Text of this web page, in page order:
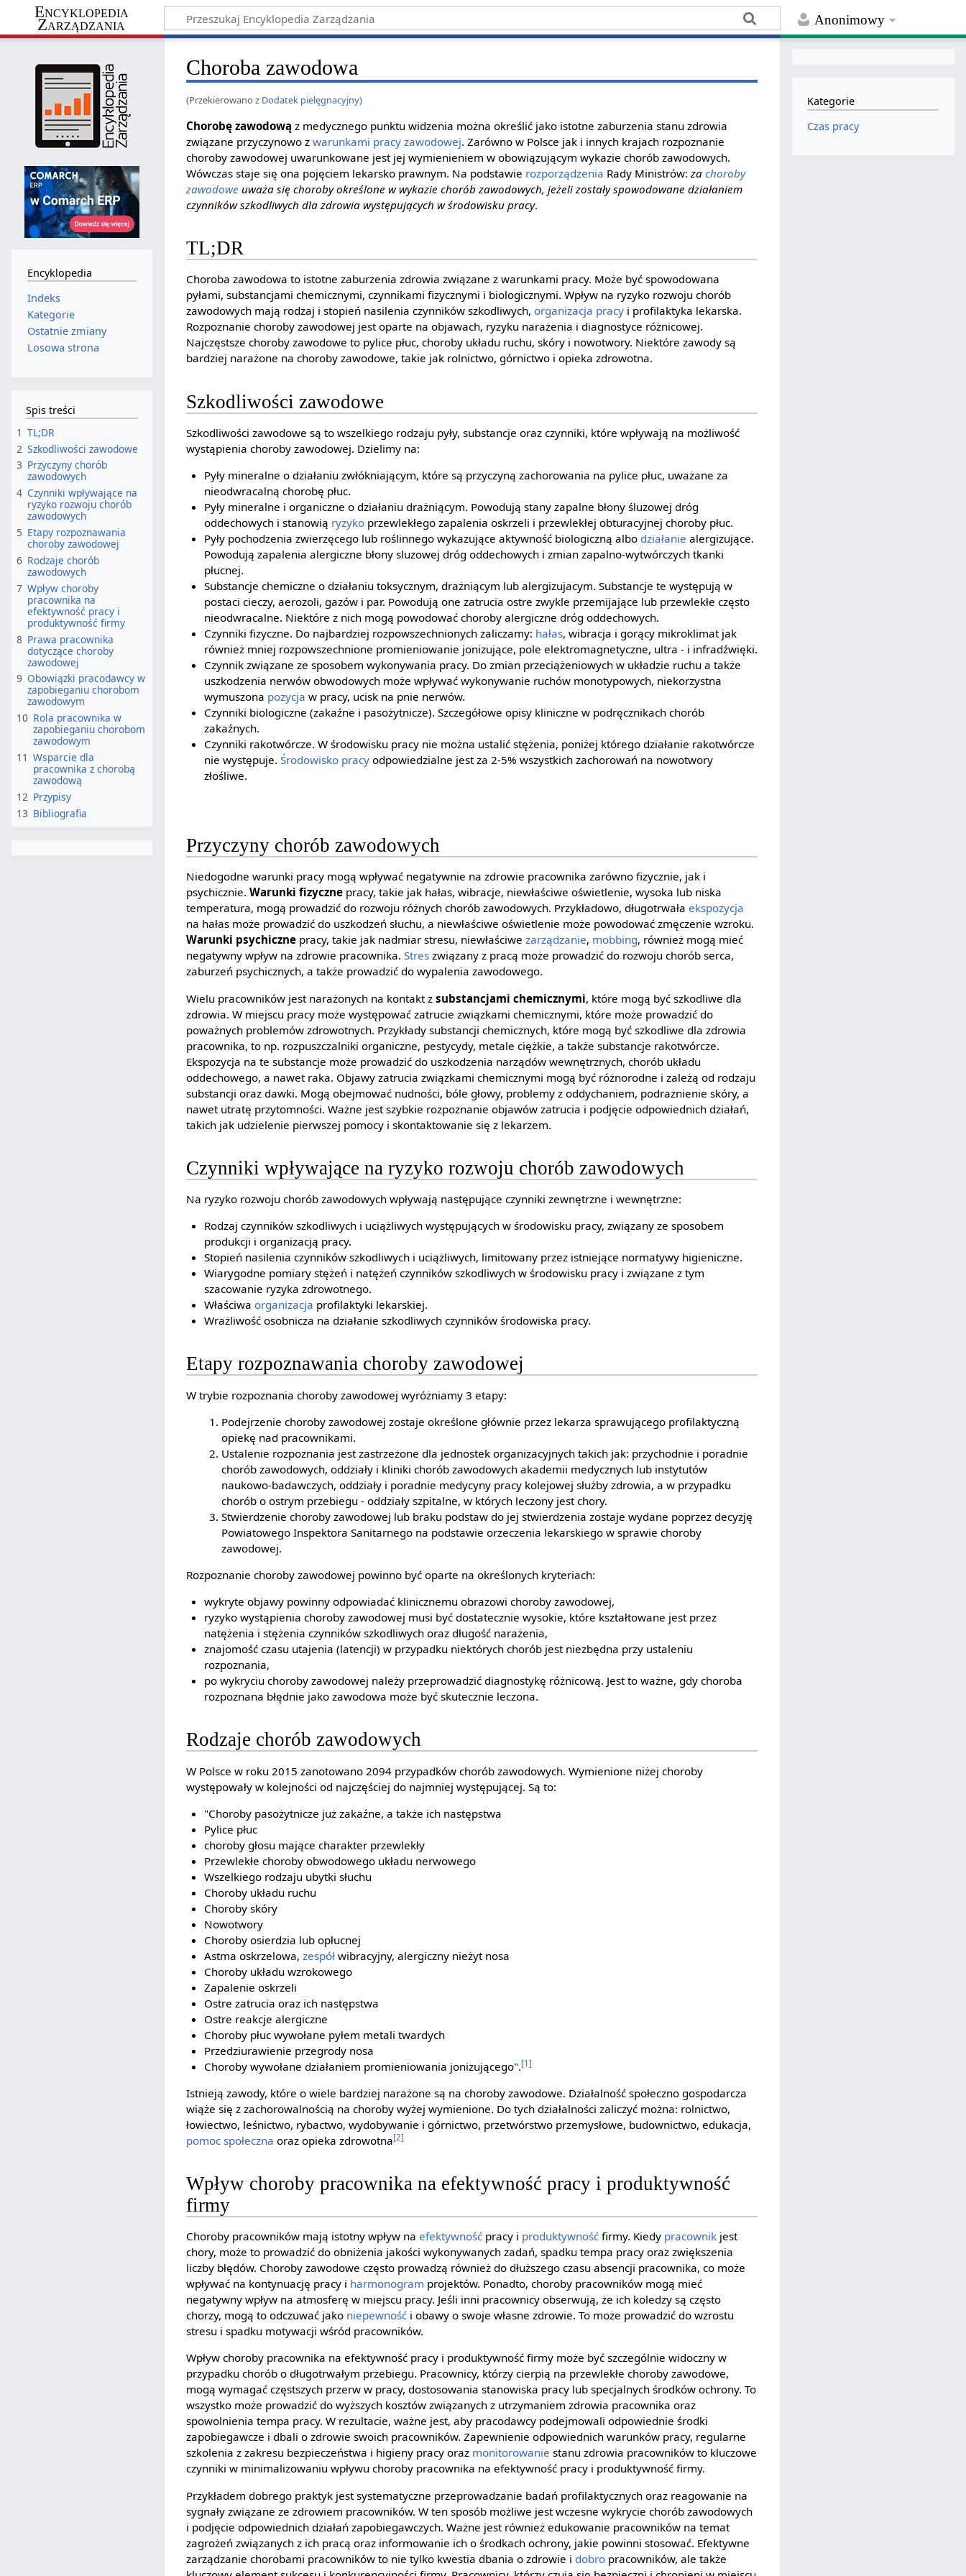
Anonimowy
Encyklopedia
Zarządzania
Choroba zawodowa
(Przekierowano z Dodatek pielęgnacyjny)
Chorobę zawodową z medycznego punktu widzenia można określić jako istotne zaburzenia stanu zdrowia
związane przyczynowo zwarunkami pracy zawodowej. Zarówno w Polsce jak i innych krajach rozpoznanie
choroby zawodowej uwarunkowane jest jej wymienieniem w obowiązującym wykazie chorób zawodowych.
Wówczas staje się ona pojęciem lekarsko prawnym. Na podstawie rozporządzenia Rady Ministrów:zachoroby
zawodowe uważa się choroby określone w wykazie chorób zawodowych, jeżeli zostały spowodowane działaniem
czynników szkodliwych dla zdrowia występujących w środowisku pracy.
TL;DR
Choroba zawodowa to istotne zaburzenia zdrowia związane z warunkami pracy. Może być spowodowana
pyłami, substancjami chemicznymi, czynnikami fizycznymi i biologicznymi. Wpływ na ryzyko rozwoju chorób
zawodowych mają rodzaj i stopień nasilenia czynników szkodliwych,organizacja pracy i profilaktyka lekarska.
Rozpoznanie choroby zawodowej jest oparte na objawach, ryzyku narażenia i diagnostyce różnicowej.
Najczęstsze choroby zawodowe to pylice płuc, choroby układu ruchu, skóry i nowotwory. Niektóre zawody są
bardziej narażone na choroby zawodowe, takie jak rolnictwo, górnictwo i opieka zdrowotna.
Szkodliwości zawodowe
Szkodliwości zawodowe są to wszelkiego rodzaju pyły, substancje oraz czynniki, które wpływają na możliwość
wystąpienia choroby zawodowej. Dzielimy na:
Pyły mineralne o działaniu zwłókniającym, które są przyczyną zachorowania na pylice płuc, uważane za
nieodwracalną chorobę płuc.
Pyły mineralne i organiczne o działaniu drażniącym. Powodują stany zapalne błony śluzowej dróg
oddechowych i stanowią ryzykoprzewlekłego zapalenia oskrzeli i przewlekłej obturacyjnej choroby płuc.
Pyły pochodzenia zwierzęcego lub roślinnego wykazujące aktywność biologiczną albo działanie alergizujące.
Powodują zapalenia alergiczne błony sluzowej dróg oddechowych i zmian zapalno-wytwórczych tkanki
płucnej.
Substancje chemiczne o działaniu toksycznym, drażniącym lub alergizujacym. Substancje te występują w
postaci cieczy, aerozoli, gazów i par. Powodują one zatrucia ostre zwykle przemijające lub przewlekłe często
nieodwracalne. Niektóre z nich mogą powodować choroby alergiczne dróg oddechowych.
Czynniki fizyczne. Do najbardziej rozpowszechnionych zaliczamy: hałas, wibracja i gorący mikroklimat jak
również mniej rozpowszechnione promieniowanie jonizujące, pole elektromagnetyczne, ultra - i infradźwięki.
Czynnik związane ze sposobem wykonywania pracy. Do zmian przeciążeniowych w układzie ruchu a także
uszkodzenia nerwów obwodowych może wpływać wykonywanie ruchów monotypowych, niekorzystna
wymuszona pozycja w pracy, ucisk na pnie nerwów.
Czynniki biologiczne (zakaźne i pasożytnicze). Szczegółowe opisy kliniczne w podręcznikach chorób
zakaźnych.
Czynniki rakotwórcze. W środowisku pracy nie można ustalić stężenia, poniżej którego działanie rakotwórcze
nie występuje. Środowisko pracyodpowiedzialne jest za 2-5% wszystkich zachorowań na nowotwory
złośliwe.
Przyczyny chorób zawodowych
Niedogodne warunki pracy mogą wpływać negatywnie na zdrowie pracownika zarówno fizycznie, jak i
psychicznie.Warunki fizyczne pracy, takie jak hałas, wibracje, niewłaściwe oświetlenie, wysoka lub niska
temperatura, mogą prowadzić do rozwoju różnych chorób zawodowych. Przykładowo, długotrwałaekspozycja
na hałas może prowadzić do uszkodzeń słuchu, a niewłaściwe oświetlenie może powodować zmęczenie wzroku.
Warunki psychiczne pracy, takie jak nadmiar stresu, niewłaściwezarządzanie, mobbing, również mogą mieć
negatywny wpływ na zdrowie pracownika.Stres związany z pracą może prowadzić do rozwoju chorób serca,
zaburzeń psychicznych, a także prowadzić do wypalenia zawodowego.
Wielu pracowników jest narażonych na kontakt zsubstancjami chemicznymi, które mogą być szkodliwe dla
zdrowia. W miejscu pracy może występować zatrucie związkami chemicznymi, które może prowadzić do
poważnych problemów zdrowotnych. Przykłady substancji chemicznych, które mogą być szkodliwe dla zdrowia
pracownika, to np. rozpuszczalniki organiczne, pestycydy, metale ciężkie, a także substancje rakotwórcze.
Ekspozycja na te substancje może prowadzić do uszkodzenia narządów wewnętrznych, chorób układu
oddechowego, a nawet raka. Objawy zatrucia związkami chemicznymi mogą być różnorodne i zależą od rodzaju
substancji oraz dawki. Mogą obejmować nudności, bóle głowy, problemy z oddychaniem, podrażnienie skóry, a
nawet utratę przytomności. Ważne jest szybkie rozpoznanie objawów zatrucia i podjęcie odpowiednich działań,
takich jak udzielenie pierwszej pomocy i skontaktowanie się z lekarzem.
Czynniki wpływające na ryzyko rozwoju chorób zawodowych
Na ryzyko rozwoju chorób zawodowych wpływają następujące czynniki zewnętrzne i wewnętrzne:
Rodzaj czynników szkodliwych i uciążliwych występujących w środowisku pracy, związany ze sposobem
produkcji i organizacją pracy.
Stopień nasilenia czynników szkodliwych i uciążliwych, limitowany przez istniejące normatywy higieniczne.
Wiarygodne pomiary stężeń i natężeń czynników szkodliwych w środowisku pracy i związane z tym
szacowanie ryzyka zdrowotnego.
Właściwa organizacja profilaktyki lekarskiej.
Wrażliwość osobnicza na działanie szkodliwych czynników środowiska pracy.
Etapy rozpoznawania choroby zawodowej
W trybie rozpoznania choroby zawodowej wyróżniamy 3 etapy:
Podejrzenie choroby zawodowej zostaje określone głównie przez lekarza sprawującego profilaktyczną
opiekę nad pracownikami.
Ustalenie rozpoznania jest zastrzeżone dla jednostek organizacyjnych takich jak: przychodnie i poradnie
chorób zawodowych, oddziały i kliniki chorób zawodowych akademii medycznych lub instytutów
naukowo-badawczych, oddziały i poradnie medycyny pracy kolejowej służby zdrowia, a w przypadku
chorób o ostrym przebiegu - oddziały szpitalne, w których leczony jest chory.
Stwierdzenie choroby zawodowej lub braku podstaw do jej stwierdzenia zostaje wydane poprzez decyzję
Powiatowego Inspektora Sanitarnego na podstawie orzeczenia lekarskiego w sprawie choroby
zawodowej.
Rozpoznanie choroby zawodowej powinno być oparte na określonych kryteriach:
wykryte objawy powinny odpowiadać klinicznemu obrazowi choroby zawodowej,
ryzyko wystąpienia choroby zawodowej musi być dostatecznie wysokie, które kształtowane jest przez
natężenia i stężenia czynników szkodliwych oraz długość narażenia,
znajomość czasu utajenia (latencji) w przypadku niektórych chorób jest niezbędna przy ustaleniu
rozpoznania,
po wykryciu choroby zawodowej należy przeprowadzić diagnostykę różnicową. Jest to ważne, gdy choroba
rozpoznana błędnie jako zawodowa może być skutecznie leczona.
Rodzaje chorób zawodowych
W Polsce w roku 2015 zanotowano 2094 przypadków chorób zawodowych. Wymienione niżej choroby
występowały w kolejności od najczęściej do najmniej występującej. Są to:
"Choroby pasożytnicze już zakaźne, a także ich następstwa
Pylice płuc
choroby głosu mające charakter przewlekły
Przewlekłe choroby obwodowego układu nerwowego
Wszelkiego rodzaju ubytki słuchu
Choroby układu ruchu
Choroby skóry
Nowotwory
Choroby osierdzia lub opłucnej
Astma oskrzelowa, zespółwibracyjny, alergiczny nieżyt nosa
Choroby układu wzrokowego
Zapalenie oskrzeli
Ostre zatrucia oraz ich następstwa
Ostre reakcje alergiczne
Choroby płuc wywołane pyłem metali twardych
Przedziurawienie przegrody nosa
Choroby wywołane działaniem promieniowania jonizującego".[1]
Istnieją zawody, które o wiele bardziej narażone są na choroby zawodowe. Działalność społeczno gospodarcza
wiąże się z zachorowalnością na choroby wyżej wymienione. Do tych działalności zaliczyć można: rolnictwo,
łowiectwo, leśnictwo, rybactwo, wydobywanie i górnictwo, przetwórstwo przemysłowe, budownictwo, edukacja,
pomoc społeczna oraz opieka zdrowotna[2]
Wpływ choroby pracownika na efektywność pracy i produktywność
firmy
Choroby pracowników mają istotny wpływ naefektywność pracy i produktywność firmy. Kiedy pracownik jest
chory, może to prowadzić do obniżenia jakości wykonywanych zadań, spadku tempa pracy oraz zwiększenia
liczby błędów. Choroby zawodowe często prowadzą również do dłuższego czasu absencji pracownika, co może
wpływać na kontynuację pracy i harmonogram projektów. Ponadto, choroby pracowników mogą mieć
negatywny wpływ na atmosferę w miejscu pracy. Jeśli inni pracownicy obserwują, że ich koledzy są często
chorzy, mogą to odczuwać jako niepewność i obawy o swoje własne zdrowie. To może prowadzić do wzrostu
stresu i spadku motywacji wśród pracowników.
Wpływ choroby pracownika na efektywność pracy i produktywność firmy może być szczególnie widoczny w
przypadku chorób o długotrwałym przebiegu. Pracownicy, którzy cierpią na przewlekłe choroby zawodowe,
mogą wymagać częstszych przerw w pracy, dostosowania stanowiska pracy lub specjalnych środków ochrony. To
wszystko może prowadzić do wyższych kosztów związanych z utrzymaniem zdrowia pracownika oraz
spowolnienia tempa pracy. W rezultacie, ważne jest, aby pracodawcy podejmowali odpowiednie środki
zapobiegawcze i dbali o zdrowie swoich pracowników. Zapewnienie odpowiednich warunków pracy, regularne
szkolenia z zakresu bezpieczeństwa i higieny pracy oraz monitorowanie stanu zdrowia pracowników to kluczowe
czynniki w minimalizowaniu wpływu choroby pracownika na efektywność pracy i produktywność firmy.
Przykładem dobrego praktyk jest systematyczne przeprowadzanie badań profilaktycznych oraz reagowanie na
sygnały związane ze zdrowiem pracowników. W ten sposób możliwe jest wczesne wykrycie chorób zawodowych
i podjęcie odpowiednich działań zapobiegawczych. Ważne jest również edukowanie pracowników na temat
zagrożeń związanych z ich pracą oraz informowanie ich o środkach ochrony, jakie powinni stosować. Efektywne
zarządzanie chorobami pracowników to nie tylko kwestia dbania o zdrowie i dobro pracowników, ale także
Encyklopedia
Indeks
Kategorie
Ostatnie zmiany
Losowa strona
Spis treści
1 TL;DR
2 Szkodliwości zawodowe
3 Przyczyny chorób
zawodowych
4 Czynniki wpływające na
ryzyko rozwoju chorób
zawodowych
5 Etapy rozpoznawania
choroby zawodowej
6 Rodzaje chorób
zawodowych
7 Wpływ choroby
pracownika na
efektywność pracy i
produktywność firmy
8 Prawa pracownika
dotyczące choroby
zawodowej
9 Obowiązki pracodawcy w
zapobieganiu chorobom
zawodowym
10 Rola pracownika w
zapobieganiu chorobom
zawodowym
11 Wsparcie dla
pracownika z chorobą
zawodową
12 Przypisy
13 Bibliografia
Kategorie
Czas pracy